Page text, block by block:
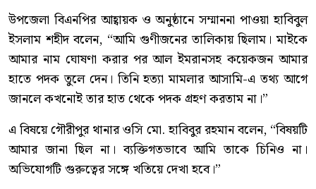
উপজেলা বিএনপির আহ্বায়ক ও অনুষ্ঠানে সম্মাননা পাওয়া হাবিবুল
ইসলাম শহীদ বলেন, “আমি গুণীজনের তালিকায় ছিলাম। মাইকে
আমার নাম ঘোষণা করার পর আল ইমরানসহ কয়েকজন আমার
হাতে পদক তুলে দেন। তিনি হত্যা মামলার আসামি-এ তথ্য আগে
জানলে কখনোই তার হাত থেকে পদক গ্রহণ করতাম না।”
এ বিষয়ে গৌরীপুর থানার ওসি মো. হাবিবুর রহমান বলেন, “বিষয়টি
আমার জানা ছিল না। ব্যক্তিগতভাবে আমি তাকে চিনিও না।
অভিযোগটি গুরুত্বের সঙ্গে খতিয়ে দেখা হবে।”